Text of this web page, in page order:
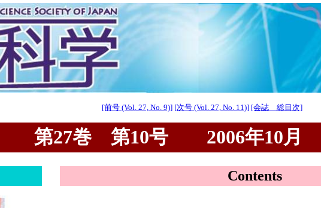
[前号 (Vol. 27, No. 9)] [次号 (Vol. 27, No. 11)] [会誌 総目次]
第27巻 第10号 2006年10月
Contents